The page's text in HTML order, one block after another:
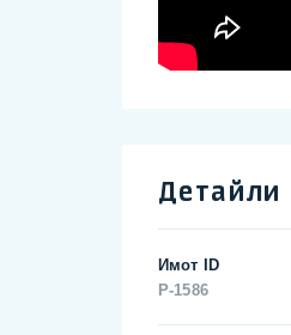
Детайли
Имот ID
P-1586